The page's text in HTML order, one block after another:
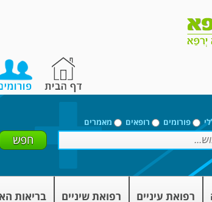
פורומים רופאים מאמרים
רפואת עיניים רפואת שיניים בריאות